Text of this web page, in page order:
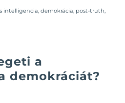
intelligencia, demokrácia, post-truth,
a
demokráciát?